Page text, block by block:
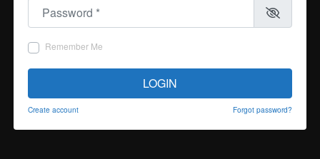
Password
Remember Me
LOGIN
Create account Forgot password?